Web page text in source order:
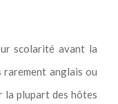
scolarité avant la
anglais ou
la plupart des hôtes